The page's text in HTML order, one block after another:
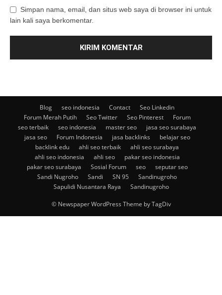
Simpan nama, email, dan situs web saya di browser ini untuk
lain kali saya berkomentar.
Blog seo indonesia Contact
Seo Linkedin
Forum Merah Putih
Seo Twitter Seo Pinterest
Forum
seo terbaik
seo indonesia master seo
jasa seo surabaya
jasa seo
Forum Indonesia jasa backlinks
belajar seo
backlink edu
ahli seo terbaik
ahli seo surabaya
ahli seo indonesia
ahli seo
pakar seo indonesia
pakar seo surabaya
Sosial Forum seo
seputar seo
Sandi Nugroho
Sandi SN 95
Sandinugroho
Sapulidi Nusantara Raya
Sandinugroho
© Newspaper WordPress Theme by TagDiv